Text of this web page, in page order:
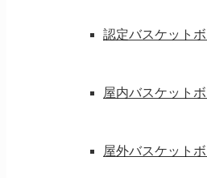
認定バスケット
屋内バスケット
屋外バスケット